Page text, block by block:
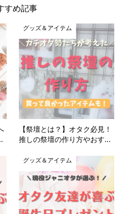
すめ記事
グッズ＆アイテム
【祭壇とは？】オタク必見！
推しの祭壇の作り方やおす...
グッズ＆アイテム